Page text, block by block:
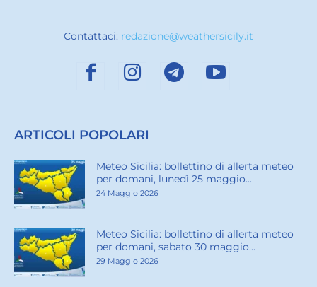
Contattaci: redazione@weathersicily.it
ARTICOLI POPOLARI
Meteo Sicilia: bollettino di allerta meteo
per domani, lunedì 25 maggio...
24 Maggio 2026
Meteo Sicilia: bollettino di allerta meteo
per domani, sabato 30 maggio...
29 Maggio 2026